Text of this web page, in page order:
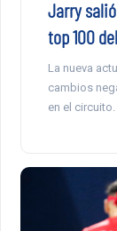
Jarry
top 100
La nueva
cambios
en el circuito.